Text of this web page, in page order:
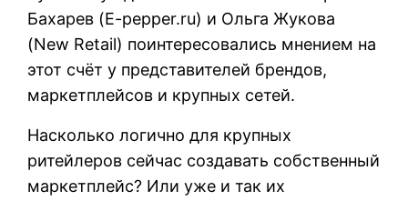
Бахарев (E-pepper.ru) и Ольга Жукова
(New Retail) поинтересовались мнением на
этот счёт у представителей брендов,
маркетплейсов и крупных сетей.
Насколько логично для крупных
ритейлеров сейчас создавать собственный
маркетплейс? Или уже и так их